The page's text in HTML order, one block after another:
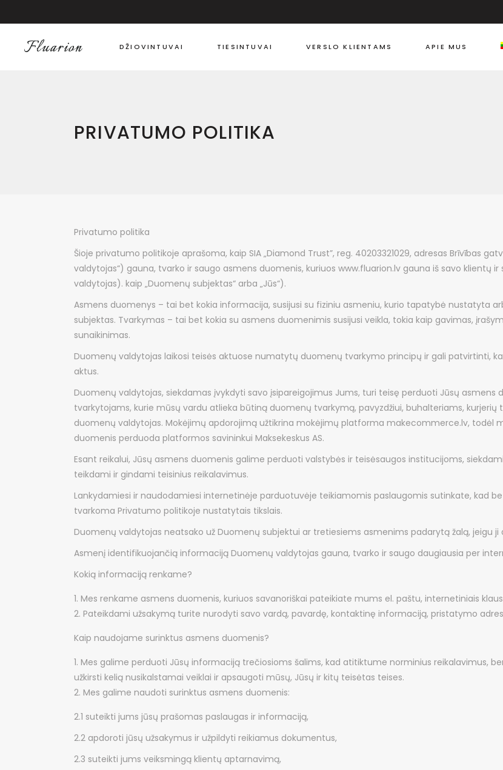
DŽIOVINTUVAI TIESINTUVAI VERSLO KLIENTAMS APIE MUS
PRIVATUMO POLITIKA
Privatumo politika
Šioje privatumo politikoje aprašoma, kaip SIA „Diamond Trust”, reg. 40203321029, adresas Brīvības
valdytojas“) gauna, tvarko ir saugo asmens duomenis, kuriuos www.fluarion.lv gauna iš savo klientų
valdytojas). kaip „Duomenų subjektas“ arba „Jūs“).
Asmens duomenys – tai bet kokia informacija, susijusi su fiziniu asmeniu, kurio tapatybė nustatyta
subjektas. Tvarkymas – tai bet kokia su asmens duomenimis susijusi veikla, tokia kaip gavimas,
sunaikinimas.
Duomenų valdytojas laikosi teisės aktuose numatytų duomenų tvarkymo principų ir gali patvirtinti,
aktus.
Duomenų valdytojas, siekdamas įvykdyti savo įsipareigojimus Jums, turi teisę perduoti Jūsų
tvarkytojams, kurie mūsų vardu atlieka būtiną duomenų tvarkymą, pavyzdžiui, buhalteriams,
duomenų valdytojas. Mokėjimų apdorojimą užtikrina mokėjimų platforma makecommerce.lv, todėl
duomenis perduoda platformos savininkui Maksekeskus AS.
Esant reikalui, Jūsų asmens duomenis galime perduoti valstybės ir teisėsaugos institucijoms,
teikdami ir gindami teisinius reikalavimus.
Lankydamiesi ir naudodamiesi internetinėje parduotuvėje teikiamomis paslaugomis sutinkate, kad
tvarkoma Privatumo politikoje nustatytais tikslais.
Duomenų valdytojas neatsako už Duomenų subjektui ar tretiesiems asmenims padarytą žalą, jeigu
Asmenį identifikuojančią informaciją Duomenų valdytojas gauna, tvarko ir saugo daugiausia per
Kokią informaciją renkame?
Mes renkame asmens duomenis, kuriuos savanoriškai pateikiate mums el. paštu, internetiniais
Pateikdami užsakymą turite nurodyti savo vardą, pavardę, kontaktinę informaciją, pristatymo
Kaip naudojame surinktus asmens duomenis?
Mes galime perduoti Jūsų informaciją trečiosioms šalims, kad atitiktume norminius reikalavimus,
užkirsti kelią nusikalstamai veiklai ir apsaugoti mūsų, Jūsų ir kitų teisėtas teises.
Mes galime naudoti surinktus asmens duomenis:
2.1 suteikti jums jūsų prašomas paslaugas ir informaciją,
2.2 apdoroti jūsų užsakymus ir užpildyti reikiamus dokumentus,
2.3 suteikti jums veiksmingą klientų aptarnavimą,